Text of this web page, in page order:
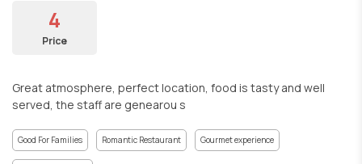
4
Price
Great atmosphere, perfect location, food is tasty and well
served, the staff are genearou s
Good For Families Romantic Restaurant Gourmet experience